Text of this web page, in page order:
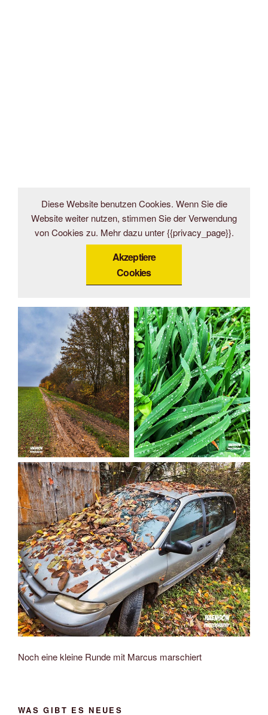
Diese Website benutzen Cookies. Wenn Sie die
Website weiter nutzen, stimmen Sie der Verwendung
von Cookies zu. Mehr dazu unter {{privacy_page}}.
Akzeptiere
Cookies
Noch eine kleine Runde mit Marcus marschiert
WAS GIBT ES NEUES